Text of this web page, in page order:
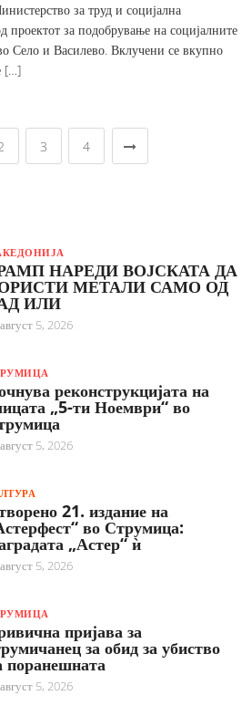
за труд и социјална
проектот за подобрување на социјалните
Село и Василево. Вклучени се вкупно
[…]
3 4
НАРЕДИ ВОЈСКАТА ДА
МЕТАЛИ САМО ОД
ИЛИ
август 5, 2026
реконструкцијата на
„5-ти Ноември“ во
август 5, 2026
21. издание на
во Струмица:
„Астер“ ѝ
август 5, 2026
пријава за
за обид за убиство
поранешната
август 5, 2026